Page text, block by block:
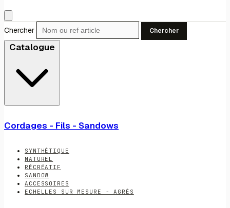
Chercher Chercher
Catalogue
Cordages - Fils - Sandows
SYNTHÉTIQUE
NATUREL
RÉCRÉATIF
SANDOW
ACCESSOIRES
ECHELLES SUR MESURE - AGRÈS